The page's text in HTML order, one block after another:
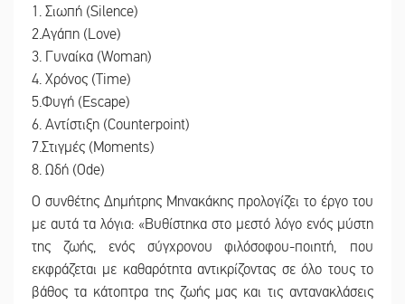
1. Σιωπή (Silence)
2.Αγάπη (Love)
3. Γυναίκα (Woman)
4. Χρόνος (Time)
5.Φυγή (Escape)
6. Αντίστιξη (Counterpoint)
7.Στιγμές (Moments)
8. Ωδή (Ode)
Ο συνθέτης Δημήτρης Μηνακάκης προλογίζει το έργο του
με αυτά τα λόγια: «Βυθίστηκα στο μεστό λόγο ενός μύστη
της ζωής, ενός σύγχρονου φιλόσοφου-ποιητή, που
εκφράζεται με καθαρότητα αντικρίζοντας σε όλο τους το
βάθος τα κάτοπτρα της ζωής μας και τις αντανακλάσεις